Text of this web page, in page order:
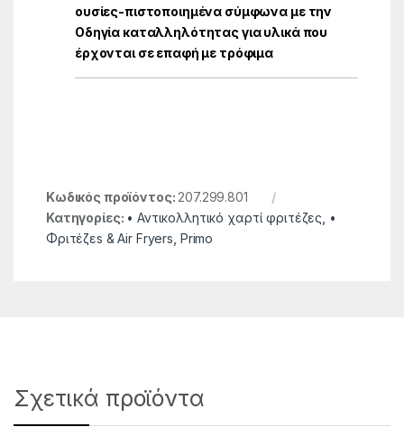
ουσίες-πιστοποιημένα σύμφωνα με την
Οδηγία καταλληλότητας για υλικά που
έρχονται σε επαφή με τρόφιμα
Κωδικός προϊόντος: 207.299.801
Κατηγορίες: • Αντικολλητικό χαρτί φριτέζες
•
Φριτέζεs & Air Fryers Primo
Σχετικά προϊόντα